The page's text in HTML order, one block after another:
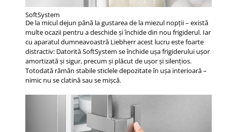
SoftSystem
De la micul dejun până la gustarea de la miezul nopţii – există
multe ocazii pentru a deschide şi închide din nou frigiderul. Iar
cu aparatul dumneavoastră Liebherr acest lucru este foarte
distractiv: Datorită SoftSystem se închide uşa frigiderului uşor
amortizată şi sigur, precum şi plăcut de uşor şi silenţios.
Totodată rămân stabile sticlele depozitate în uşa interioară –
nimic nu se clatină sau se mişcă.